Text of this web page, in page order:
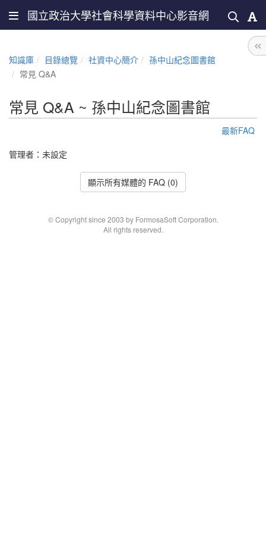
國立政治大學社會科學資料中心影音網
知識庫 目錄總覽 社資中心簡介
孫中山紀念圖書館
常見 Q&A
常見 Q&A ~ 孫中山紀念圖書館
最新FAQ
管理者：未設定
顯示所有媒體的 FAQ (0)
© Copyright since 2003 by FormosaSoft Corporation.
All rights reserved.